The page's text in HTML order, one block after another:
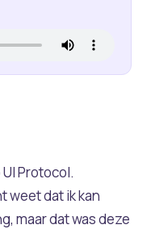
Protocol.
weet dat ik kan
maar dat was deze